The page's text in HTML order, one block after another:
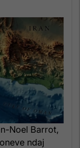
Noel Barrot,
ndaj